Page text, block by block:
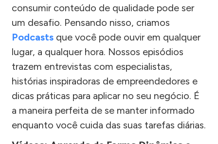
consumir conteúdo de qualidade pode ser
um desafio. Pensando nisso, criamos
Podcasts que você pode ouvir em qualquer
lugar, a qualquer hora. Nossos episódios
trazem entrevistas com especialistas,
histórias inspiradoras de empreendedores e
dicas práticas para aplicar no seu negócio. É
a maneira perfeita de se manter informado
enquanto você cuida das suas tarefas diárias.